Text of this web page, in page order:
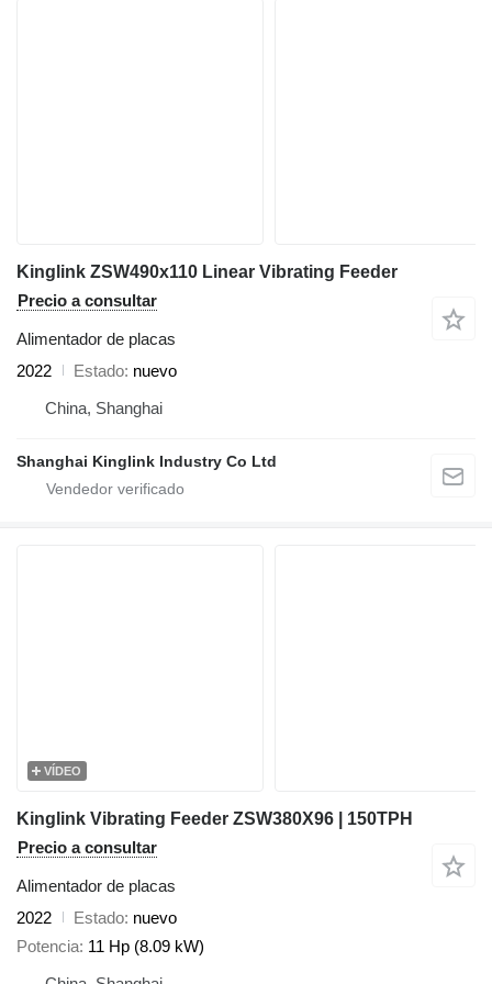
Kinglink ZSW490x110 Linear Vibrating Feeder
Precio a consultar
Alimentador de placas
2022
Estado nuevo
China, Shanghai
Shanghai Kinglink Industry Co Ltd
VÍDEO
Kinglink Vibrating Feeder ZSW380X96 | 150TPH
Precio a consultar
Alimentador de placas
2022
Estado nuevo
Potencia 11 Hp (8.09 kW)